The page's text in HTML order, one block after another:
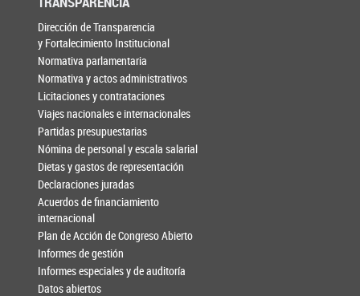
Dirección de Transparencia
y Fortalecimiento Institucional
Normativa parlamentaria
Normativa y actos administrativos
Licitaciones y contrataciones
Viajes nacionales e internacionales
Partidas presupuestarias
Nómina de personal y escala salarial
Dietas y gastos de representación
Declaraciones juradas
Acuerdos de financiamiento
internacional
Plan de Acción de Congreso Abierto
Informes de gestión
Informes especiales y de auditoría
Datos abiertos